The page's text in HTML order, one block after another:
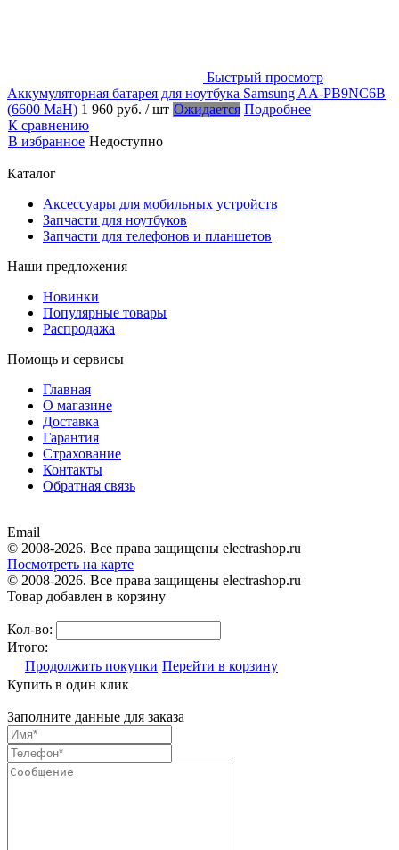
Быстрый просмотр
Аккумуляторная батарея для ноутбука Samsung AA-PB9NC6B
(6600 MaH) 1 960 руб. / шт Ожидается Подробнее
К сравнению
В избранное Недоступно
Каталог
Аксессуары для мобильных устройств
Запчасти для ноутбуков
Запчасти для телефонов и планшетов
Наши предложения
Новинки
Популярные товары
Распродажа
Помощь и сервисы
Главная
О магазине
Доставка
Гарантия
Страхование
Контакты
Обратная связь
Email
© 2008-2026. Все права защищены electrashop.ru
Посмотреть на карте
© 2008-2026. Все права защищены electrashop.ru
Товар добавлен в корзину
Кол-во:
Итого:
Продолжить покупки Перейти в корзину
Купить в один клик
Заполните данные для заказа